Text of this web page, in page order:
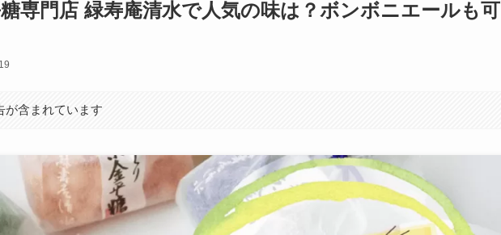
専門店 緑寿庵清水で人気の味は？ボンボニエールも可
が含まれています